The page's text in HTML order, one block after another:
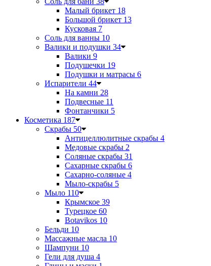
Малый брикет 18
Большой брикет 13
Кусковая 7
Соль для ванны 10
Валики и подушки 34
Валики 9
Подушечки 19
Подушки и матрасы 6
Испарители 44
На камни 28
Подвесные 11
Фонтанчики 5
Косметика 187
Скрабы 50
Антицеллюлитные скрабы 4
Медовые скрабы 2
Соляные скрабы 31
Сахарные скрабы 6
Сахарно-соляные 4
Мыло-скрабы 5
Мыло 110
Крымское 39
Турецкое 60
Botavikos 10
Бельди 10
Массажные масла 10
Шампуни 10
Гели для душа 4